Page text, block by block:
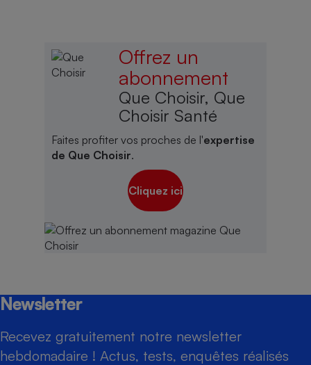
Offrez un
abonnement
Que Choisir, Que
Choisir Santé
Faites profiter vos proches de l'expertise
de Que Choisir.
Cliquez ici
Newsletter
Recevez gratuitement notre newsletter
hebdomadaire ! Actus, tests, enquêtes réalisés